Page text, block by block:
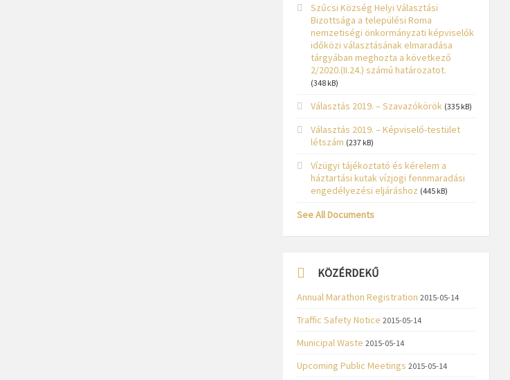
Szűcsi Község Helyi Választási
Bizottsága a települési Roma
nemzetiségi önkormányzati képviselők
időközi választásának elmaradása
tárgyában meghozta a következő
2/2020.(II.24.) számú határozatot.
(348 kB)
Választás 2019. – Szavazókörök (335 kB)
Választás 2019. – Képviselő-testület
létszám (237 kB)
Vízügyi tájékoztató és kérelem a
háztartási kutak vízjogi fennmaradási
engedélyezési eljáráshoz (445 kB)
See All Documents
KÖZÉRDEKŰ
Annual Marathon Registration 2015-05-14
Traffic Safety Notice 2015-05-14
Municipal Waste 2015-05-14
Upcoming Public Meetings 2015-05-14